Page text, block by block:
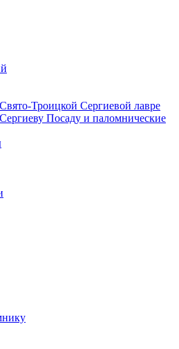
Троицкой Сергиевой лавре
Посаду и паломнические